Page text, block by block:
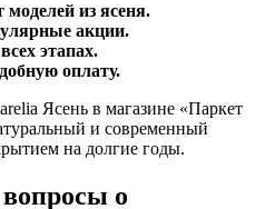
из ясеня.
акции.
этапах.
оплату.
Ясень в магазине «Паркет
и современный
на долгие годы.
о